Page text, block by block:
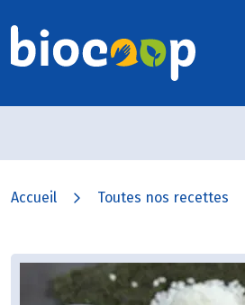
Accueil Toutes nos recettes